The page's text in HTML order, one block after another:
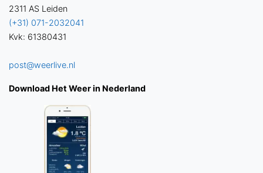
2311 AS Leiden
(+31) 071-2032041
Kvk: 61380431
post@weerlive.nl
Download Het Weer in Nederland